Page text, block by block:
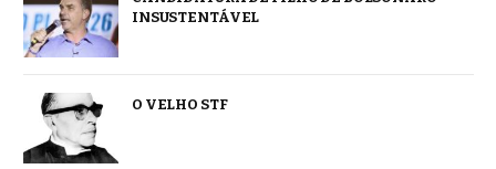
INSUSTENTÁVEL
O VELHO STF